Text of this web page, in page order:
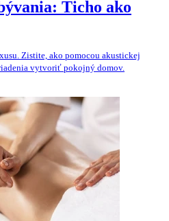
Ticho ako
Zistite, ako pomocou akustickej
vytvoriť pokojný domov.